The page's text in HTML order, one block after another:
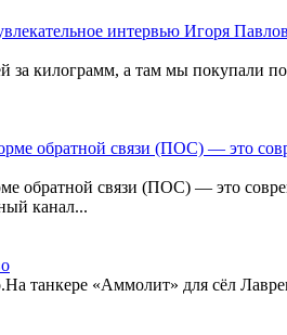
интервью Игоря
за килограмм, а там мы покупали
обратной связи (ПОС) — это
обратной связи (ПОС) — это
канал...
танкере «Аммолит» для сёл